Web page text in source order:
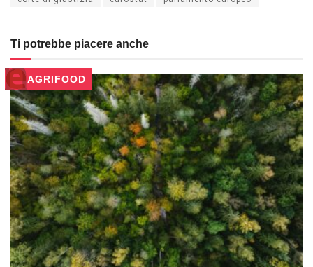
Ti potrebbe piacere anche
AGRIFOOD